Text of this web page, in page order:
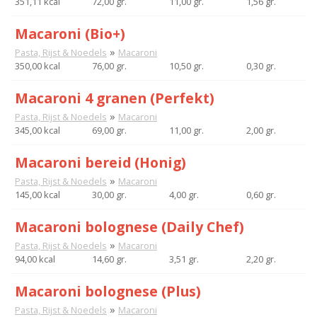
Macaroni (Bio+)
Pasta, Rijst & Noedels » Macaroni
350,00 kcal
76,00 gr. 10,50 gr. 0,30 gr.
Macaroni 4 granen (Perfekt)
Pasta, Rijst & Noedels » Macaroni
345,00 kcal
69,00 gr. 11,00 gr. 2,00 gr.
Macaroni bereid (Honig)
Pasta, Rijst & Noedels » Macaroni
145,00 kcal
30,00 gr. 4,00 gr. 0,60 gr.
Macaroni bolognese (Daily Chef)
Pasta, Rijst & Noedels » Macaroni
94,00 kcal
14,60 gr. 3,51 gr. 2,20 gr.
Macaroni bolognese (Plus)
Pasta, Rijst & Noedels » Macaroni